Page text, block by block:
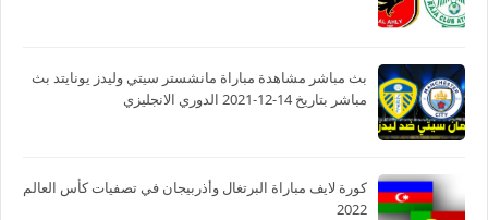
بث مباشر مشاهدة مباراة مانشستر سيتي وليدز يونايتد بث
مباشر بتاريخ 14-12-2021 الدوري الانجليزي
كورة لايف مباراة البرتغال وأذربيجان في تصفيات كأس العالم
2022